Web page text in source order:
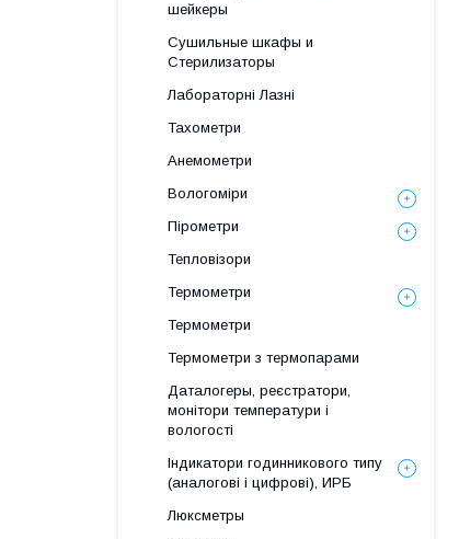
шейкеры
Сушильные шкафы и
Стерилизаторы
Лабораторні Лазні
Тахометри
Анемометри
Вологоміри
Пірометри
Тепловізори
Термометри
Термометри
Термометри з термопарами
Даталогеры, реєстратори,
монітори температури і
вологості
Індикатори годинникового типу
(аналогові і цифрові), ИРБ
Люксметры